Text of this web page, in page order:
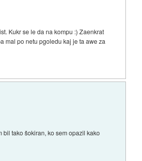
Kukr se le da na kompu :) Zaenkrat
mal po netu pgoledu kaj je ta awe za
tako šokiran, ko sem opazil kako